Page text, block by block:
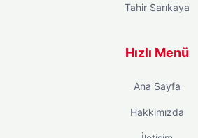
Tahir Sarıkaya
Hızlı Menü
Ana Sayfa
Hakkımızda